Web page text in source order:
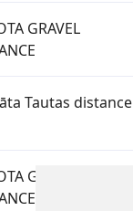
GRAVEL
Tautas distance
GRAVEL